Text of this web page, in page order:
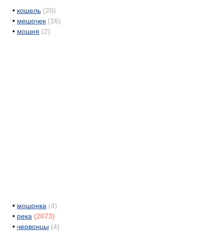
• кошель (20)
• мешочек (16)
• мошня (2)
• мошонка (4)
• река (2073)
• червонцы (4)